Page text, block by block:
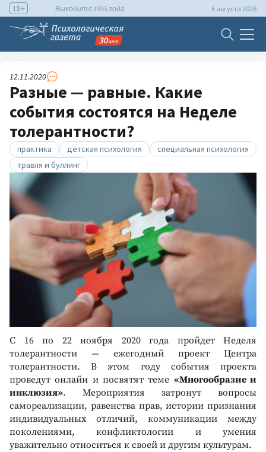
18+ Выходит с 1995 года 6 августа 2026
12.11.2020
Разные — равные. Какие
события состоятся на Неделе
толерантности?
практика детская психология
специальная психология
травля и буллинг
С 16 по 22 ноября 2020 года пройдет Неделя
толерантности — ежегодный проект Центра
толерантности. В этом году события проекта
проведут онлайн и посвятят теме «Многообразие и
инклюзия». Мероприятия затронут вопросы
самореализации, равенства прав, истории признания
индивидуальных отличий, коммуникации между
поколениями, конфликтологии и умения
уважительно относиться к своей и другим культурам.